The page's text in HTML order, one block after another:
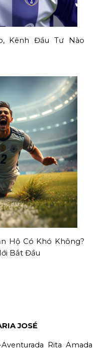
Kênh Đầu Tư Nào
Hộ Có Khó Không?
Bắt Đầu
JOSÉ
Rita Amada